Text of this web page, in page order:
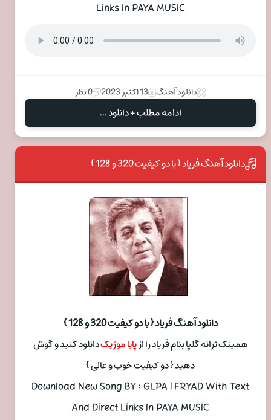
Links In PAYA MUSIC
دانلود آهنگ 13 اکتبر 2023 0 نظر
ادامه مطلب + دانلود ...
دانلود آهنگ فریاد { با دو کیفیت 320 و 128 }
دانلود آهنگ فریاد { با دو کیفیت 320 و 128 }
همینک ترانه گلپا بنام فریاد را ازپایا موزیکدانلود کنید و گوش
دهید { دو کیفیت خوب و عالی }
Download New Song BY : GLPA | FRYAD With Text
And Direct Links In PAYA MUSIC